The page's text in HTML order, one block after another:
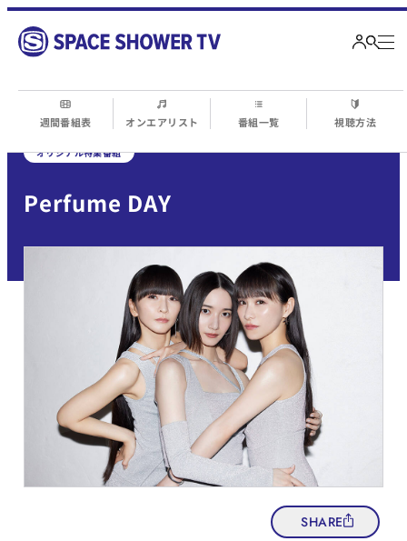
週間番組表 オンエアリスト 番組一覧 視聴方法
オリジナル特集番組
Perfume DAY
SHARE